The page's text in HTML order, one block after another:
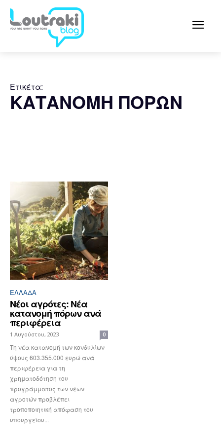
Ετικέτα:
ΚΑΤΑΝΟΜΗ ΠΟΡΩΝ
ΕΛΛΆΔΑ
Νέοι αγρότες: Νέα
κατανομή πόρων ανά
περιφέρεια
1 Αυγούστου, 2023 0
Τη νέα κατανομή των κονδυλίων
ύψους 603.355.000 ευρώ ανά
περιφέρεια για τη
χρηματοδότηση του
προγράμματος των νέων
αγροτών προβλέπει
τροποποιητική απόφαση του
υπουργείου...